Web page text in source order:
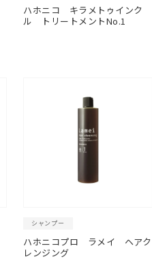
ハホニコ キラメトゥインク
ル トリートメントNo.1
シャンプー
ハホニコプロ ラメイ ヘアク
レンジング